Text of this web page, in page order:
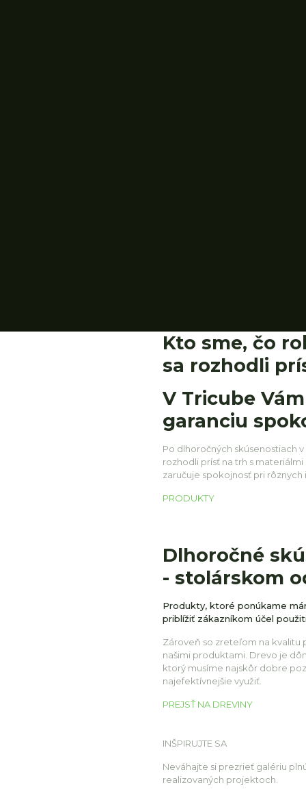
Kto sme, čo
sa rozhodli
V Tricube
garanciu
Po dlhoročných skúsenostiach
rozhodli prísť na trh s
zaručuje spokojnosť pri
PRODUKTY
Dlhoročné
- stolárskom
Produkty, ktoré ponúkame
priblížiť zákazníkom účel
Zároveň so zreteľom na kvalitu
našimi produktami. Drevo je
ktorý musíme najskôr dobre
najefektívnejšie využiť.
PREJSŤ NA DREVINY
INŠPIRUJTE SA
Neváhajte si prezrieť galériu
realizovaných projektoch.